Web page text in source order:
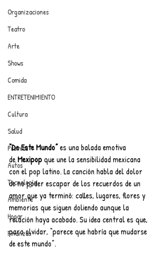
ANUNCIATE CON NOSOTROS
PARA MÁS INFORMACIÓN:
dinamicaseltrendytop@gmail.com
Organizaciones
Teatro
Arte
Shows
Comida
ENTRETENIMIENTO
Cultura
Salud
Premios
Autos
Tecnología
Ambiente
Hogar
Finanzas
“De Este Mundo” es una balada emotiva
de Mexipop que une la sensibilidad mexicana
con el pop latino. La canción habla del dolor
de no poder escapar de los recuerdos de un
amor que ya terminó: calles, lugares, flores y
memorias que siguen doliendo aunque la
relación haya acabado. Su idea central es que,
para olvidar, “parece que habría que mudarse
de este mundo”.